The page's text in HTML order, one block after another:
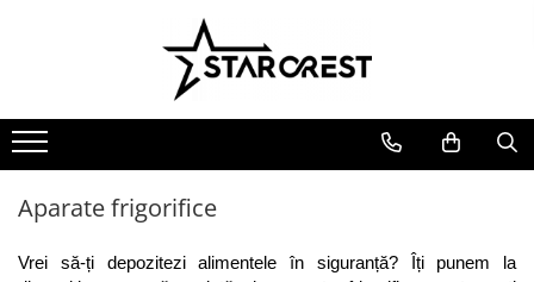
Electrocasnice Mari
Aparate frigorifice
Combină frigorifică
Congelator
Frigider
Ladă frigorifică
Electrocasnice Mici
Electrocasnice bucătărie
Accesorii bucătărie
Aparat clătite
Aparat popcorn
Aparat vafe
Ingrijire personală
Aparate & Accesorii ingrijire
Aparate frigorifice
Vrei să-ți depozitezi alimentele în siguranță? Îți punem la